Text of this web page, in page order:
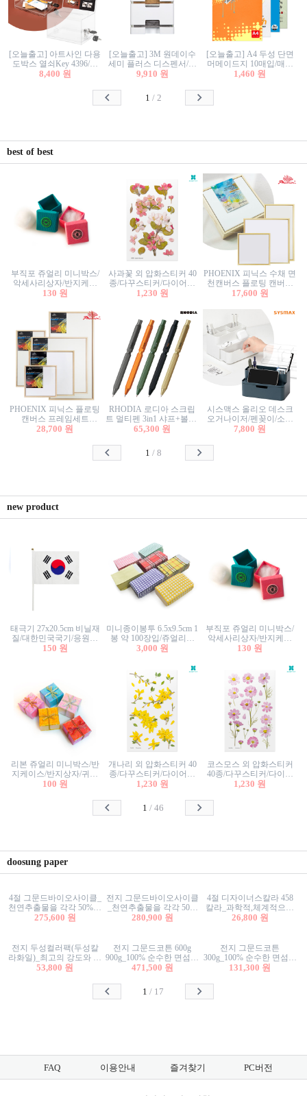
[오늘출고] 아트사인 다용
도박스 열쇠Key 4396/투
표함/건의함/모금함/응모
8,400 원
[오늘출고] 3M 원데이수
세미 플러스 디스펜서/소
프트수세미5매+강력수세
9,910 원
[오늘출고] A4 두성 단면
머메이드지 10매입/매직
터치/색지/색상지/색복사
칼라색지/고급복사지
1,460 원
1 / 2
best of best
부직포 쥬얼리 미니박스/
악세사리상자/반지케이
스/반지상자/귀걸이상자/
130 원
사과꽃 외 압화스티커 40
종/다꾸스티커/다이어리
꾸미기/꽃스티커/자연물
1,230 원
PHOENIX 피닉스 수채 면
천캔버스 플로팅 캔버스
프레임세트 30x30cm/액자
17,600 원
PHOENIX 피닉스 플로팅
캔버스 프레임세트
50x50cm/액자캔버스/인테
28,700 원
RHODIA 로디아 스크립
트 멀티펜 3in1 샤프+볼펜/
무광택 알루미늄 육각배
65,300 원
시스맥스 올리오 데스크
오거나이저/펜꽂이/소품
꽂이/소품함/정리함/수납
7,800 원
1 / 8
new product
태극기 27x20.5cm 비닐재
질/대한민국국기/응원깃
발/행사깃발
150 원
미니종이봉투 6.5x9.5cm 1
봉 약 100장입/쥬얼리봉
투/증명사진봉투/악세사
3,000 원
부직포 쥬얼리 미니박스/
악세사리상자/반지케이
스/반지상자/귀걸이상자/
130 원
리본 쥬얼리 미니박스/반
지케이스/반지상자/귀걸
이상자/귀걸이박스/악세
100 원
개나리 외 압화스티커 40
종/다꾸스티커/다이어리
꾸미기/꽃스티커/자연물
1,230 원
코스모스 외 압화스티커
40종/다꾸스티커/다이어
리꾸미기/꽃스티커/자연
1,230 원
1 /46
doosung paper
4절 그문드바이오사이클_
천연추출물을 각각 50%이
상 함유한 친환경그래픽
275,600 원
전지 그문드바이오사이클
_천연추출물을 각각 50%
이상 함유한 친환경그래
280,900 원
4절 디자이너스칼라 458
칼라_과학적,체계적으로
분류된 200색을 갖춘 색지
26,800 원
전지 두성컬러팩(두성칼
라화일)_최고의 강도와 평
활성을 지닌 다양한 컬러
53,800 원
전지 그문드코튼 600g
900g_100% 순수한 면섬유
로 만든 친환경프리미엄
471,500 원
전지 그문드코튼
300g_100% 순수한 면섬유
로 만든 친환경프리미엄
131,300 원
1 / 17
FAQ 이용안내 즐겨찾기 PC버전